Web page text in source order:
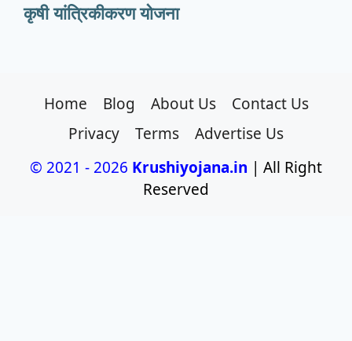
कृषी यांत्रिकीकरण योजना
Home Blog About Us
Contact Us
Privacy
Terms
Advertise Us
© 2021 - 2026 Krushiyojana.in | All Right
Reserved